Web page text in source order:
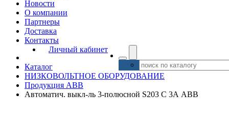
Новости
О компании
Партнеры
Доставка
Контакты
Личный кабинет
Каталог
НИЗКОВОЛЬТНОЕ ОБОРУДОВАНИЕ
Продукция ABB
Автоматич. выкл-ль 3-полюсной S203 C 3А ABB